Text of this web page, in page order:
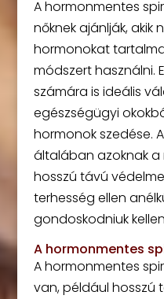
A hormonmentes
nőknek ajánlják, akik
hormonokat
módszert használni.
számára is ideális
egészségügyi
hormonok szedése.
általában azoknak a
hosszú távú
terhesség ellen
gondoskodniuk
A hormonmentes
A hormonmentes
van, például hosszú